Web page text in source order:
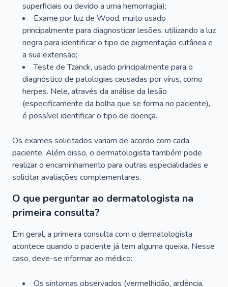
superficiais ou devido a uma hemorragia);
Exame por luz de Wood, muito usado
principalmente para diagnosticar lesões, utilizando a luz
negra para identificar o tipo de pigmentação cutânea e
a sua extensão;
Teste de Tzanck, usado principalmente para o
diagnóstico de patologias causadas por vírus, como
herpes. Nele, através da análise da lesão
(especificamente da bolha que se forma no paciente),
é possível identificar o tipo de doença.
Os exames solicitados variam de acordo com cada
paciente. Além disso, o dermatologista também pode
realizar o encaminhamento para outras especialidades e
solicitar avaliações complementares.
O que perguntar ao dermatologista na
primeira consulta?
Em geral, a primeira consulta com o dermatologista
acontece quando o paciente já tem alguma queixa. Nesse
caso, deve-se informar ao médico:
Os sintomas observados (vermelhidão, ardência,